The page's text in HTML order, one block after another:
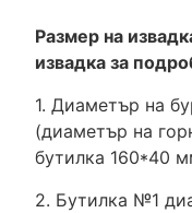
Размер на
извадка за
1. Диаметър на
(диаметър на
бутилка 160*40
2. Бутилка №1